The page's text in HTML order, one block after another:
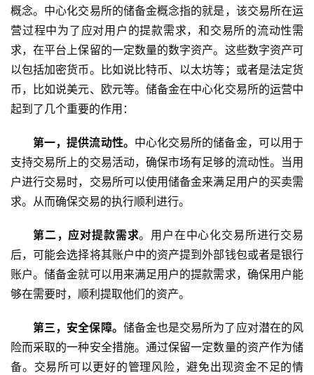
概念。中心化交易所的储备金概念指的就是，该交易所在运
营过程中为了应对用户的提款需求，和交易所的流动性需
求，在平台上保留的一定数量的数字资产。这些数字资产可
以包括加密货币。比如说比特币、以太坊等；或者是法定货
币，比如说美元、欧元等。储备金在中心化交易所的运营中
起到了几个重要的作用：
第一，提供流动性。 中心化交易所的储备金，可以用于
支持交易所上的交易活动，确保市场有足够的流动性。当用
户进行交易时，交易所可以使用储备金来满足用户的买卖需
求。从而确保交易的执行顺利进行。
第二，应对提款需求。用户在中心化交易所进行交易
后，可能会选择将其账户中的资产提到外部钱包或者是银行
账户。储备金就可以用来满足用户的提款需求，确保用户能
够在需要时，顺利提取他们的资产。
第三，安全保障。 储备金也是交易所为了应对潜在的风
险而采取的一种安全措施。通过保留一定数量的资产作为储
备。交易所可以更好的管理风险，避免出现资金不足的情